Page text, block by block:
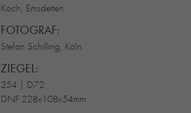
Koch, Emsdetten
FOTOGRAF:
Stefan Schilling, Köln
ZIEGEL:
254 | D72
DNF 228x108x54mm